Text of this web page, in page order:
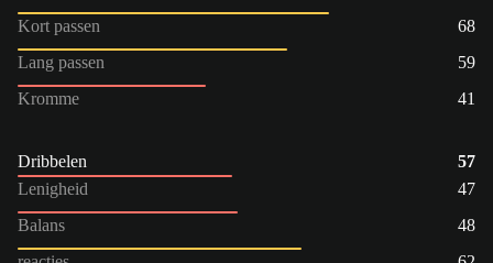
Kort passen
68
Lang passen
59
Kromme
41
Dribbelen
57
Lenigheid
47
Balans
48